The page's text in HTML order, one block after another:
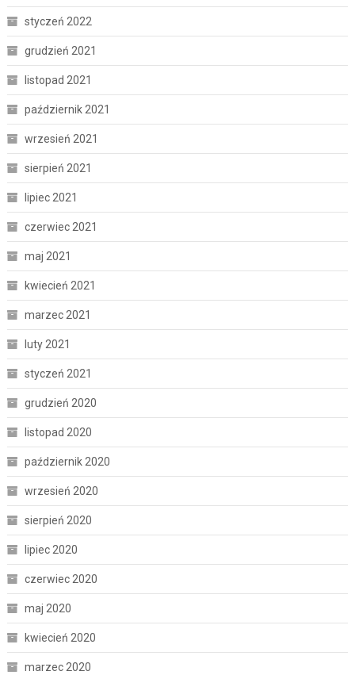
styczeń 2022
grudzień 2021
listopad 2021
październik 2021
wrzesień 2021
sierpień 2021
lipiec 2021
czerwiec 2021
maj 2021
kwiecień 2021
marzec 2021
luty 2021
styczeń 2021
grudzień 2020
listopad 2020
październik 2020
wrzesień 2020
sierpień 2020
lipiec 2020
czerwiec 2020
maj 2020
kwiecień 2020
marzec 2020